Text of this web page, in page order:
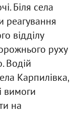
Біля села
реагування
відділу
руху
Водій
Карпилівка,
вимоги
на